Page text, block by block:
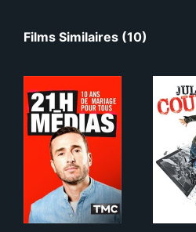
Films Similaires (10)